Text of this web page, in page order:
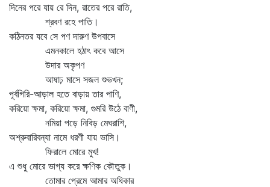
দিনের পরে যায় রে দিন, রাতের পরে রাতি,
শ্রবণ রহে পাতি।
কঠিনতর যবে সে পণ দারুণ উপবাসে
এমনকালে হঠাৎ কবে আসে
উদার অকৃপণ
আষাঢ় মাসে সজল শুভখন;
পূর্বগিরি-আড়াল হতে বাড়ায় তার পাণি,
করিয়ো ক্ষমা, করিয়ো ক্ষমা, গুমরি উঠে বাণী,
নমিয়া পড়ে নিবিড় মেঘরাশি,
অশ্রুবারিবন্যা নামে ধরণী যায় ভাসি।
ফিরালে মোরে মুখ!
এ শুধু মোরে ভাগ্য করে ক্ষণিক কৌতুক।
তোমার প্রেমে আমার অধিকার